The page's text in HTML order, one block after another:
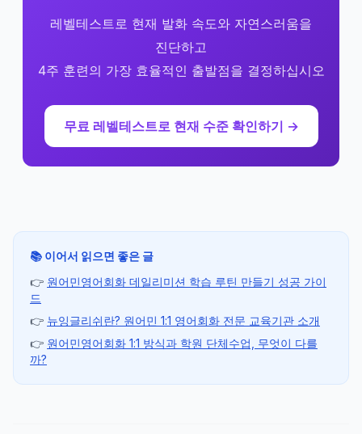
레벨테스트로 현재 발화 속도와 자연스러움을
진단하고
4주 훈련의 가장 효율적인 출발점을 결정하십시오
무료 레벨테스트로 현재 수준 확인하기 →
📚 이어서 읽으면 좋은 글
👉 원어민영어회화 데일리미션 학습 루틴 만들기 성공 가이
드
👉 뉴잉글리쉬란? 원어민 1:1 영어회화 전문 교육기관 소개
👉 원어민영어회화 1:1 방식과 학원 단체수업, 무엇이 다를
까?